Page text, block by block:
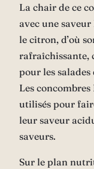
La chair de ce
avec une
le citron, d’où
rafraîchissante,
pour les salades
Les
utilisés pour
leur saveur
saveurs.
Sur le plan